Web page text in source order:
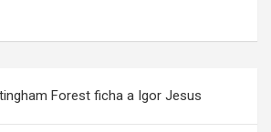
Forest ficha a Igor Jesus